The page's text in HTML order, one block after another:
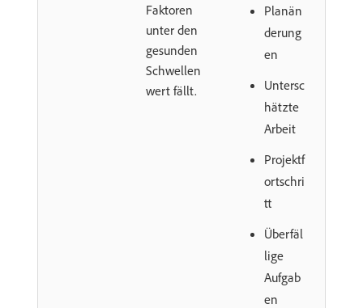
Faktoren
unter den
gesunden
Schwellen
wert fällt.
Planän
derung
en
Untersc
hätzte
Arbeit
Projektf
ortschri
tt
Überfäl
lige
Aufgab
en